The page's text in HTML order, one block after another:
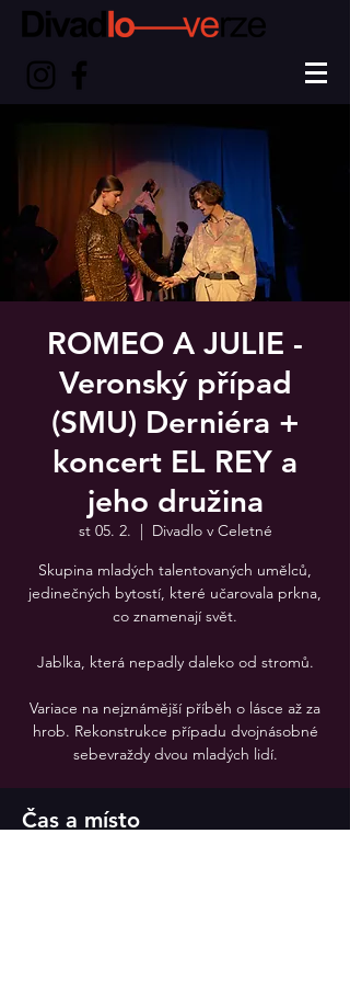
ROMEO A JULIE -
Veronský případ
(SMU) Derniéra +
koncert EL REY a
jeho družina
st 05. 2.
  |
Divadlo v Celetné
Skupina mladých talentovaných umělců,
jedinečných bytostí, které učarovala prkna,
co znamenají svět.
Jablka, která nepadly daleko od stromů.
Variace na nejznámější příběh o lásce až za
hrob. Rekonstrukce případu dvojnásobné
sebevraždy dvou mladých lidí.
Čas a místo